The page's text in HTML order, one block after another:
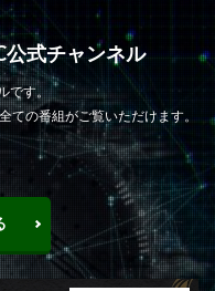
公式チャンネル
です。
ての番組がご覧いただけます。